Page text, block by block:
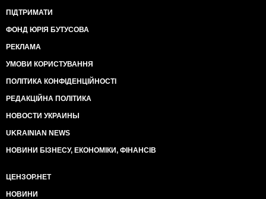
ПІДТРИМАТИ
ФОНД ЮРІЯ БУТУСОВА
РЕКЛАМА
УМОВИ КОРИСТУВАННЯ
ПОЛІТИКА КОНФІДЕНЦІЙНОСТІ
РЕДАКЦІЙНА ПОЛІТИКА
НОВОСТИ УКРАИНЫ
UKRAINIAN NEWS
НОВИНИ БІЗНЕСУ, ЕКОНОМІКИ, ФІНАНСІВ
ЦЕНЗОР.НЕТ
НОВИНИ